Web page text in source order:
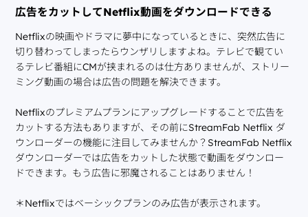
広告をカットしてNetflix動画をダウンロードできる
Netflixの映画やドラマに夢中になっているときに、突然広告に
切り替わってしまったらウンザリしますよね。テレビで観てい
るテレビ番組にCMが挟まれるのは仕方ありませんが、ストリー
ミング動画の場合は広告の問題を解決できます。
Netflixのプレミアムプランにアップグレードすることで広告を
カットする方法もありますが、その前にStreamFab Netflix ダ
ウンローダーの機能に注目してみませんか？StreamFab Netflix
ダウンローダーでは広告をカットした状態で動画をダウンロー
ドできます。もう広告に邪魔されることはありません！
＊Netflixではベーシックプランのみ広告が表示されます。